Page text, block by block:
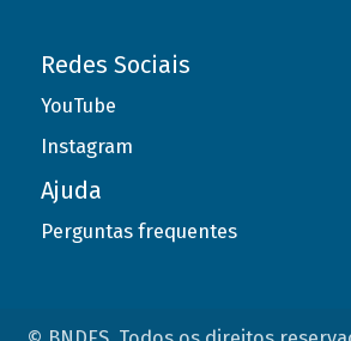
Redes Sociais
YouTube
Instagram
Ajuda
Perguntas frequentes